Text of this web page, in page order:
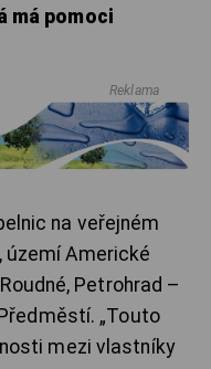
má pomoci
Reklama
na veřejném
Americké
Petrohrad –
„Touto
mezi vlastníky